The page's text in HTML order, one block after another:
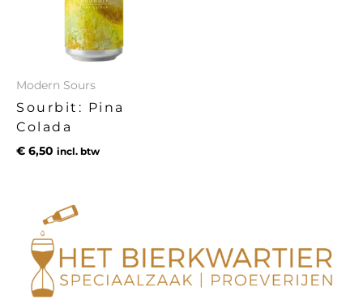
Modern Sours
Sourbit: Pina
Colada
€ 6,50 incl. btw